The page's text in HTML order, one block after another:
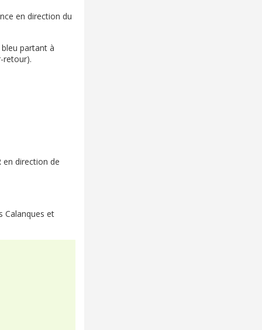
en direction du
bleu partant à
retour).
en direction de
Calanques et